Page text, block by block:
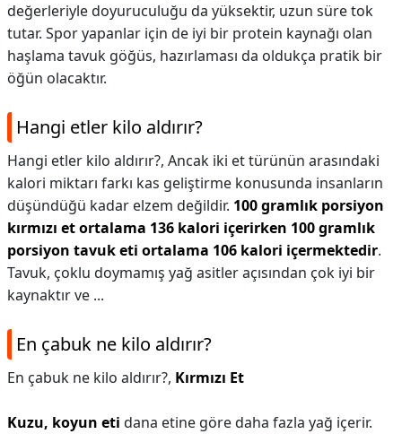
değerleriyle doyuruculuğu da yüksektir, uzun süre tok
tutar. Spor yapanlar için de iyi bir protein kaynağı olan
haşlama tavuk göğüs, hazırlaması da oldukça pratik bir
öğün olacaktır.
Hangi etler kilo aldırır?
Hangi etler kilo aldırır?, Ancak iki et türünün arasındaki
kalori miktarı farkı kas geliştirme konusunda insanların
düşündüğü kadar elzem değildir. 100 gramlık porsiyon
kırmızı et ortalama 136 kalori içerirken 100 gramlık
porsiyon tavuk eti ortalama 106 kalori içermektedir.
Tavuk, çoklu doymamış yağ asitler açısından çok iyi bir
kaynaktır ve ...
En çabuk ne kilo aldırır?
En çabuk ne kilo aldırır?, Kırmızı Et
Kuzu, koyun eti dana etine göre daha fazla yağ içerir.